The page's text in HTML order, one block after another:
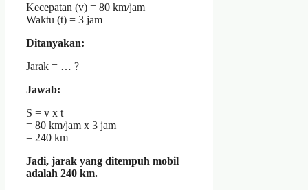
Kecepatan (v) = 80 km/jam
Waktu (t) = 3 jam
Ditanyakan:
Jarak = … ?
Jawab:
S = v x t
= 80 km/jam x 3 jam
= 240 km
Jadi, jarak yang ditempuh mobil
adalah 240 km.